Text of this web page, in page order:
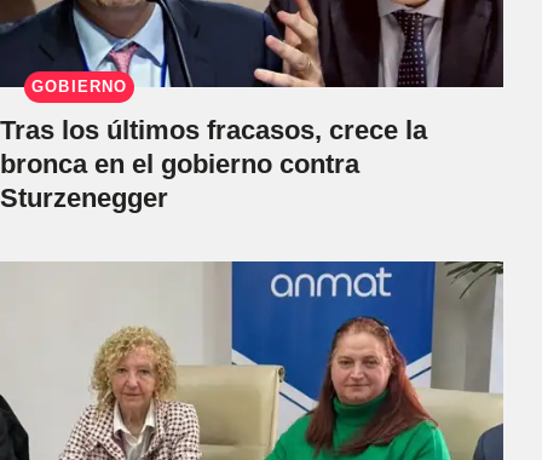
GOBIERNO
Tras los últimos fracasos, crece la
bronca en el gobierno contra
Sturzenegger